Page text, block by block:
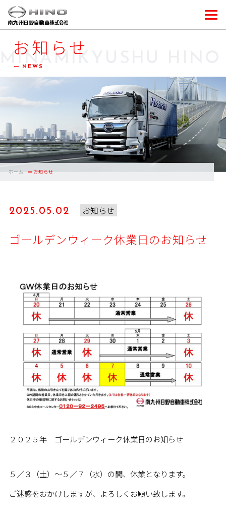
MINAMIKYUSHU HINO
お知らせ
NEWS
ホーム お知らせ
2025.05.02 お知らせ
ゴールデンウィーク休業日のお知らせ
２０２５年 ゴールデンウィーク休業日のお知らせ
５／３（土）～５／７（水）の間、休業となります。
ご迷惑をおかけしますが、よろしくお願い致します。